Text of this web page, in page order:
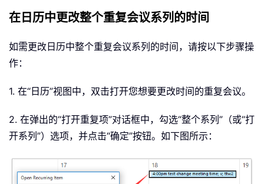
在日历中更改整个重复会议系列的时间
如需更改日历中整个重复会议系列的时间，请按以下步骤操
作：
1. 在“日历”视图中，双击打开您想要更改时间的重复会议。
2. 在弹出的“打开重复项”对话框中，勾选“整个系列”（或“打
开系列”）选项，并点击“确定”按钮。如下图所示：